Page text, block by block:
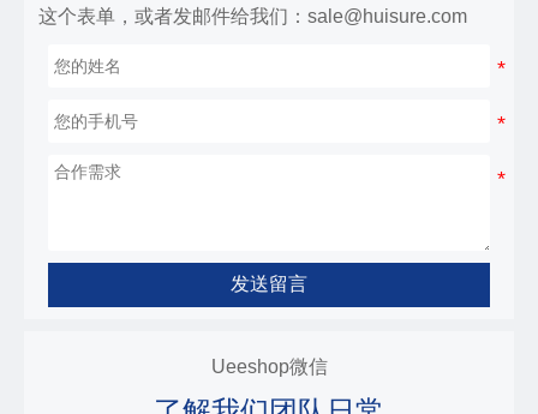
这个表单，或者发邮件给我们：sale@huisure.com
发送留言
Ueeshop微信